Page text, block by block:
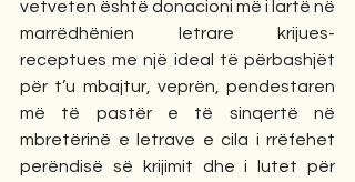
vetveten është donacioni më i lartë në
marrëdhënien letrare krijues-
receptues me një ideal të përbashjët
për t’u mbajtur, veprën, pendestaren
më të pastër e të sinqertë në
mbretërinë e letrave e cila i rrëfehet
perëndisë së krijimit dhe i lutet për